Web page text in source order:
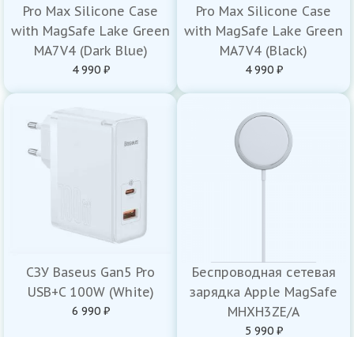
Pro Max Silicone Case
with MagSafe Lake Green
MA7V4 (Dark Blue)
4 990 ₽
Pro Max Silicone Case
with MagSafe Lake Green
MA7V4 (Black)
4 990 ₽
СЗУ Baseus Gan5 Pro
USB+C 100W (White)
6 990 ₽
Беспроводная сетевая
зарядка Apple MagSafe
MHXH3ZE/A
5 990 ₽